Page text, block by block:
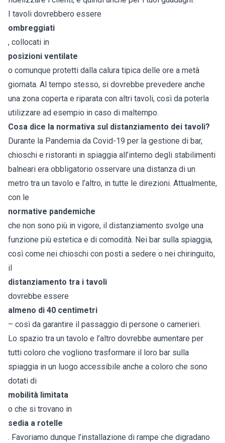
I tavoli dovrebbero essere
ombreggiati
, collocati in
posizioni ventilate
o comunque protetti dalla calura tipica delle ore a metà
giornata. Al tempo stesso, si dovrebbe prevedere anche
una zona coperta e riparata con altri tavoli, così da poterla
utilizzare ad esempio in caso di maltempo.
Cosa dice la normativa sul distanziamento dei tavoli?
Durante la Pandemia da Covid-19 per la gestione di bar,
chioschi e ristoranti in spiaggia all’interno degli stabilimenti
balneari era obbligatorio osservare una distanza di un
metro tra un tavolo e l’altro, in tutte le direzioni. Attualmente,
con le
normative pandemiche
che non sono più in vigore, il distanziamento svolge una
funzione più estetica e di comodità. Nei bar sulla spiaggia,
così come nei chioschi con posti a sedere o nei chiringuito,
il
distanziamento tra i tavoli
dovrebbe essere
almeno di 40 centimetri
– così da garantire il passaggio di persone o camerieri.
Lo spazio tra un tavolo e l’altro dovrebbe aumentare per
tutti coloro che vogliono trasformare il loro bar sulla
spiaggia in un luogo accessibile anche a coloro che sono
dotati di
mobilità limitata
o che si trovano in
sedia a rotelle
. Favoriamo dunque l’installazione di rampe che digradano